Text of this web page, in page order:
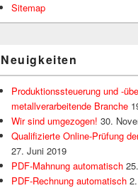
Sitemap
Neuigkeiten
Produktionssteuerung und -
metallverarbeitende Branche
Wir sind umgezogen! 30.
Qualifizierte Online-Prüfung
27. Juni 2019
PDF-Mahnung automatisch
PDF-Rechnung automatisch